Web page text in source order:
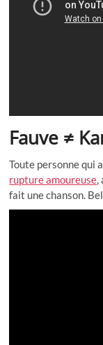
Fauve ≠
Toute personne qui
rupture amoureuse,
fait une chanson.